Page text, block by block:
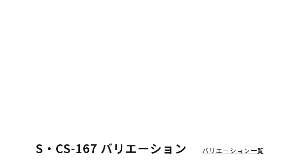
S・CS-167 バリエーション バリエーション一覧